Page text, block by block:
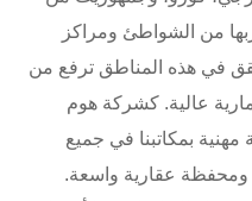
من الشواطئ ومراكز
في هذه المناطق ترفع من
عالية. كشركة هوم
بمكاتبنا في جميع
ومحفظة عقارية واسعة.